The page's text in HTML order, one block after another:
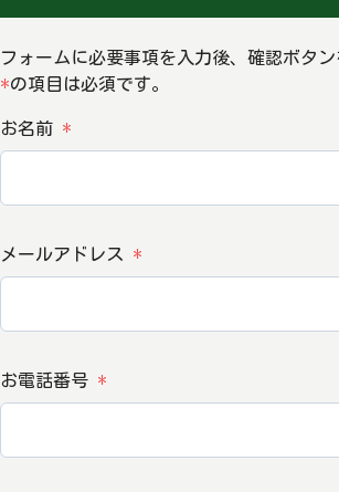
フォームに必要事項を入力後、確認ボタン
*の項目は必須です。
お名前 *
メールアドレス *
お電話番号 *